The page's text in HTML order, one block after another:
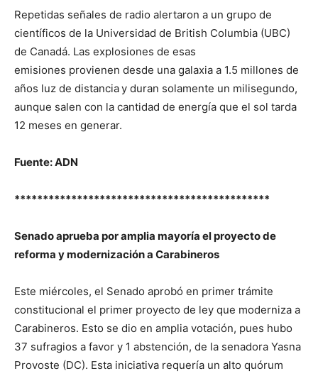
Repetidas señales de radio alertaron a un grupo de
científicos de la Universidad de British Columbia (UBC)
de Canadá. Las explosiones de esas
emisiones provienen desde una galaxia a 1.5 millones de
años luz de distanciay duran solamente un milisegundo,
aunque salen con la cantidad de energía que el sol tarda
12 meses en generar.
Fuente: ADN
*********************************************
Senado aprueba por amplia mayoría el proyecto de
reforma y modernización a Carabineros
Este miércoles, el Senado aprobó en primer trámite
constitucional el primer proyecto de ley que moderniza a
Carabineros. Esto se dio en amplia votación, pues hubo
37 sufragios a favor y 1 abstención, de la senadora Yasna
Provoste (DC). Esta iniciativa requería un alto quórum